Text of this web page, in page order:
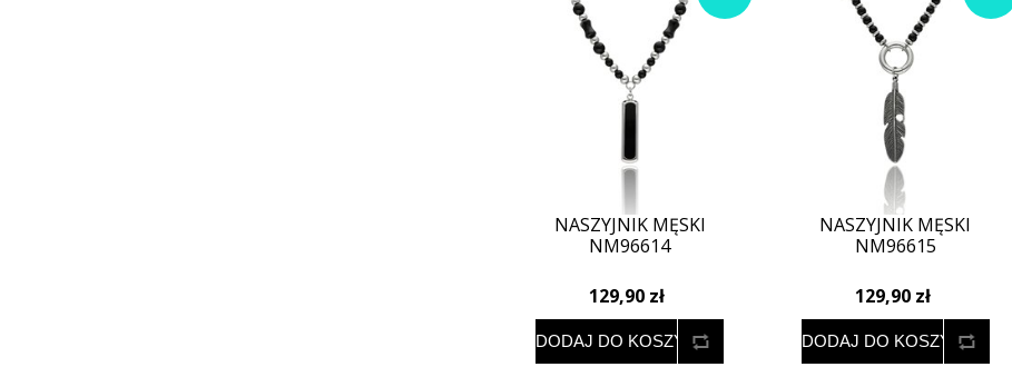
NASZYJNIK MĘSKI
NM96614
129,90 zł
NASZYJNIK MĘSKI
NM96615
129,90 zł